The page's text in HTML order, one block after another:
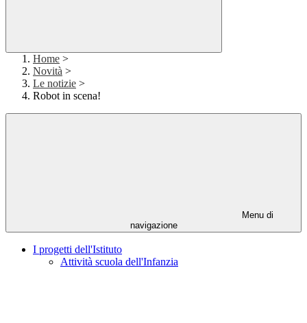
Home >
Novità >
Le notizie >
Robot in scena!
Menu di
navigazione
I progetti dell'Istituto
Attività scuola dell'Infanzia